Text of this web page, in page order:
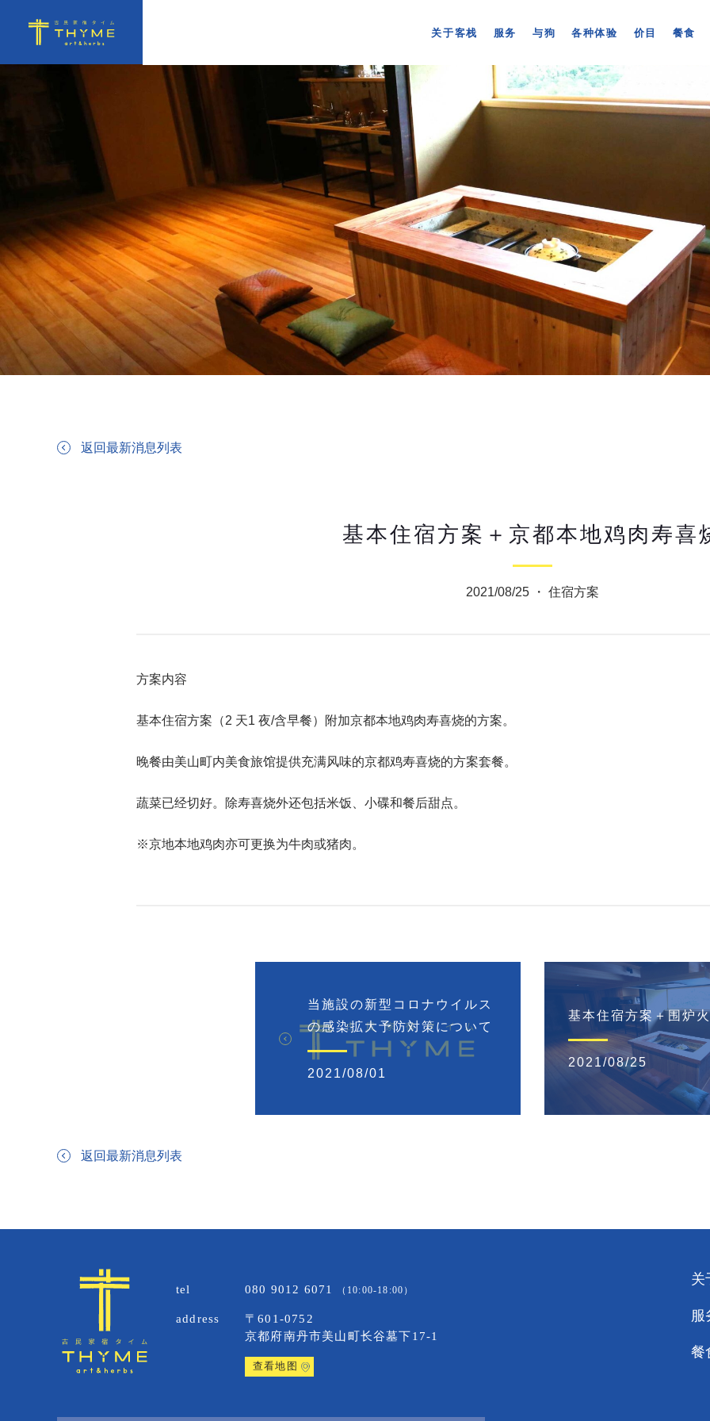
关于客栈 服务 与狗 各种体验 价目 餐食
返回最新消息列表
基本住宿方案＋京都本地鸡肉寿喜
2021/08/25 ・ 住宿方案
方案内容
基本住宿方案（2 天1 夜/含早餐）附加京都本地鸡肉寿喜烧的方案。
晚餐由美山町内美食旅馆提供充满风味的京都鸡寿喜烧的方案套餐。
蔬菜已经切好。除寿喜烧外还包括米饭、小碟和餐后甜点。
※京地本地鸡肉亦可更换为牛肉或猪肉。
当施設の新型コロナウイルス
の感染拡大予防対策について
2021/08/01
基本住宿方案＋围炉
2021/08/25
返回最新消息列表
tel 080 9012 6071 （10:00-18:00）
address
〒601-0752
京都府南丹市美山町长谷墓下17-1
查看地图
关
服
餐